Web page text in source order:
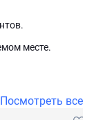
месте.
Посмотреть все